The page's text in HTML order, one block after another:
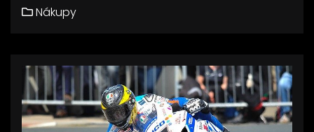
Nákupy